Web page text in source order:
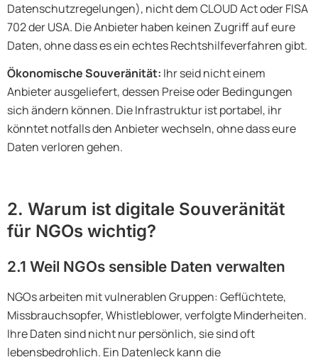
Datenschutzregelungen), nicht dem CLOUD Act oder FISA
702 der USA. Die Anbieter haben keinen Zugriff auf eure
Daten, ohne dass es ein echtes Rechtshilfeverfahren gibt.
Ökonomische Souveränität: Ihr seid nicht einem
Anbieter ausgeliefert, dessen Preise oder Bedingungen
sich ändern können. Die Infrastruktur ist portabel, ihr
könntet notfalls den Anbieter wechseln, ohne dass eure
Daten verloren gehen.
2. Warum ist digitale Souveränität
für NGOs wichtig?
2.1 Weil NGOs sensible Daten verwalten
NGOs arbeiten mit vulnerablen Gruppen: Geflüchtete,
Missbrauchsopfer, Whistleblower, verfolgte Minderheiten.
Ihre Daten sind nicht nur persönlich, sie sind oft
lebensbedrohlich. Ein Datenleck kann die